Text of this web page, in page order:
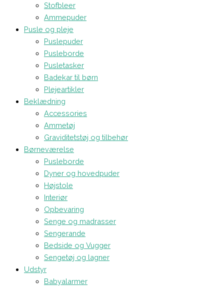
Stofbleer
Ammepuder
Pusle og pleje
Puslepuder
Pusleborde
Pusletasker
Badekar til børn
Plejeartikler
Beklædning
Accessories
Ammetøj
Graviditetstøj og tilbehør
Børneværelse
Pusleborde
Dyner og hovedpuder
Højstole
Interiør
Opbevaring
Senge og madrasser
Sengerande
Bedside og Vugger
Sengetøj og lagner
Udstyr
Babyalarmer